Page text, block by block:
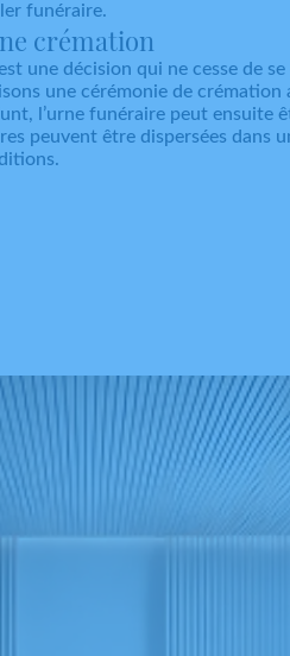
funéraire.
crémation
une décision qui ne cesse de
une cérémonie de
l’urne funéraire peut ensuite
peuvent être dispersées dans